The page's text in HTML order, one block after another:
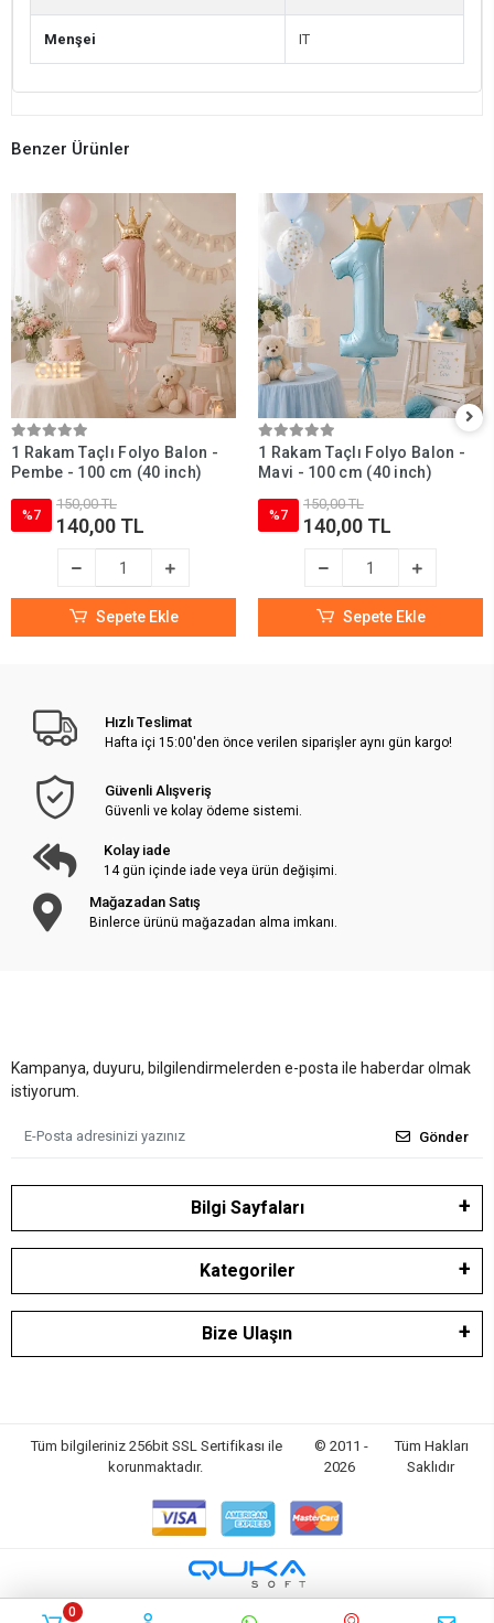
Menşei IT
Benzer Ürünler
1 Rakam Taçlı Folyo Balon -
Pembe - 100 cm (40 inch)
%7
150,00 TL
140,00 TL
Sepete Ekle
1 Rakam Taçlı Folyo Balon -
Mavi - 100 cm (40 inch)
%7
150,00 TL
140,00 TL
Sepete Ekle
Hızlı Teslimat
Hafta içi 15:00'den önce verilen siparişler aynı gün kargo!
Güvenli Alışveriş
Güvenli ve kolay ödeme sistemi.
Kolay iade
14 gün içinde iade veya ürün değişimi.
Mağazadan Satış
Binlerce ürünü mağazadan alma imkanı.
Kampanya, duyuru, bilgilendirmelerden e-posta ile haberdar olmak
istiyorum.
Gönder
Bilgi Sayfaları
Kategoriler
Bize Ulaşın
Tüm bilgileriniz 256bit SSL Sertifikası ile
korunmaktadır.
© 2011 -
2026
Tüm Hakları
Saklıdır
0